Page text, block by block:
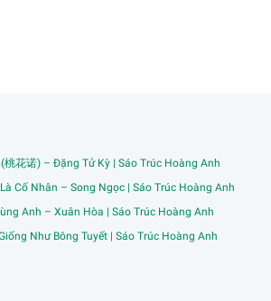
花诺) – Đặng Tử Kỳ | Sáo Trúc Hoàng Anh
Cố Nhân – Song Ngọc | Sáo Trúc Hoàng Anh
Anh – Xuân Hòa | Sáo Trúc Hoàng Anh
Như Bông Tuyết | Sáo Trúc Hoàng Anh